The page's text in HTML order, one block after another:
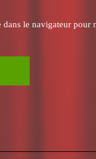
le navigateur pour